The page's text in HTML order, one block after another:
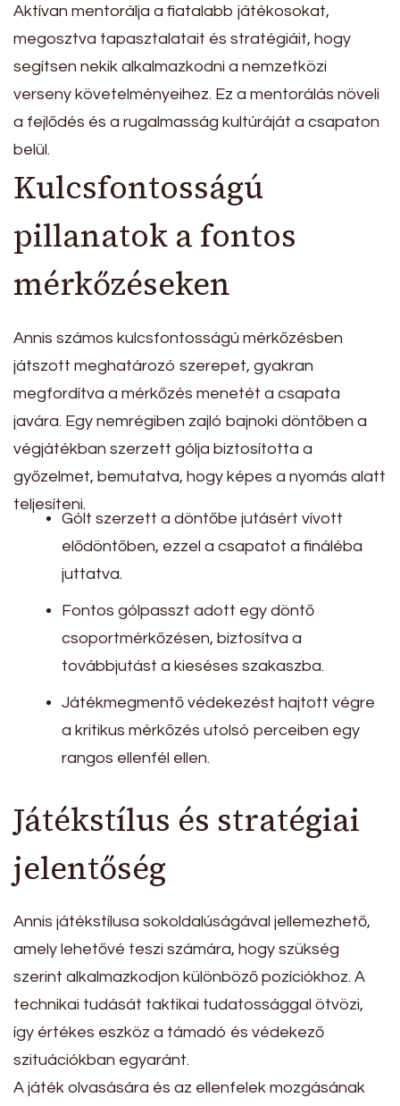
Aktívan mentorálja a fiatalabb játékosokat,
megosztva tapasztalatait és stratégiáit, hogy
segítsen nekik alkalmazkodni a nemzetközi
verseny követelményeihez. Ez a mentorálás növeli
a fejlődés és a rugalmasság kultúráját a csapaton
belül.
Kulcsfontosságú
pillanatok a fontos
mérkőzéseken
Annis számos kulcsfontosságú mérkőzésben
játszott meghatározó szerepet, gyakran
megfordítva a mérkőzés menetét a csapata
javára. Egy nemrégiben zajló bajnoki döntőben a
végjátékban szerzett gólja biztosította a
győzelmet, bemutatva, hogy képes a nyomás alatt
teljesíteni.
Gólt szerzett a döntőbe jutásért vívott
elődöntőben, ezzel a csapatot a fináléba
juttatva.
Fontos gólpasszt adott egy döntő
csoportmérkőzésen, biztosítva a
továbbjutást a kieséses szakaszba.
Játékmegmentő védekezést hajtott végre
a kritikus mérkőzés utolsó perceiben egy
rangos ellenfél ellen.
Játékstílus és stratégiai
jelentőség
Annis játékstílusa sokoldalúságával jellemezhető,
amely lehetővé teszi számára, hogy szükség
szerint alkalmazkodjon különböző pozíciókhoz. A
technikai tudását taktikai tudatossággal ötvözi,
így értékes eszköz a támadó és védekező
szituációkban egyaránt.
A játék olvasására és az ellenfelek mozgásának